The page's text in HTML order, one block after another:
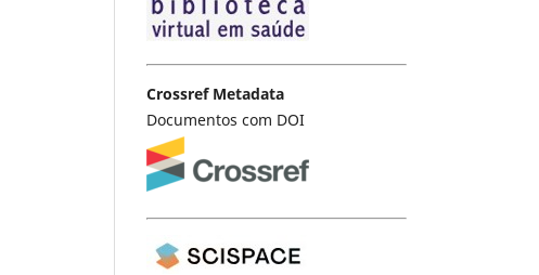
Crossref Metadata
Documentos com DOI